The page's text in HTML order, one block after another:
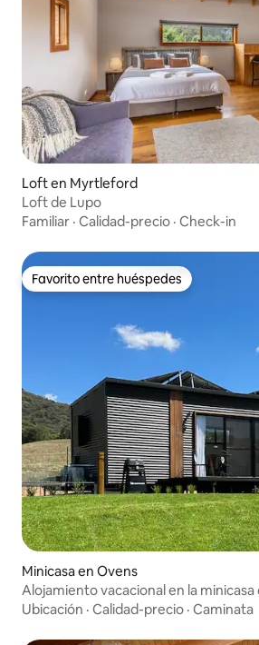
Loft en Myrtleford
Loft de Lupo
Familiar · Calidad-precio · Check-in
Favorito entre huéspedes
Favorito entre huéspedes
Minicasa en Ovens
Alojamiento vacacional en la minicasa
Ubicación · Calidad-precio · Caminata